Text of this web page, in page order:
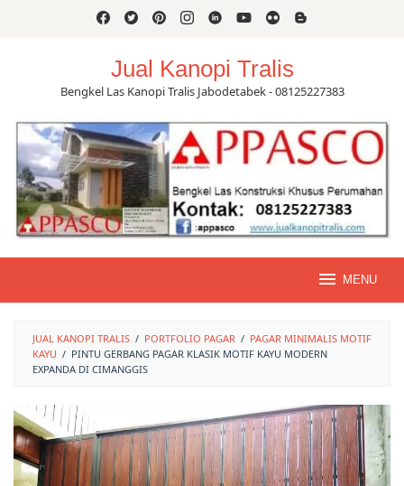
Jual Kanopi Tralis
Bengkel Las Kanopi Tralis Jabodetabek - 08125227383
MENU
JUAL KANOPI TRALIS / PORTFOLIO PAGAR / PAGAR MINIMALIS MOTIF
KAYU / PINTU GERBANG PAGAR KLASIK MOTIF KAYU MODERN
EXPANDA DI CIMANGGIS